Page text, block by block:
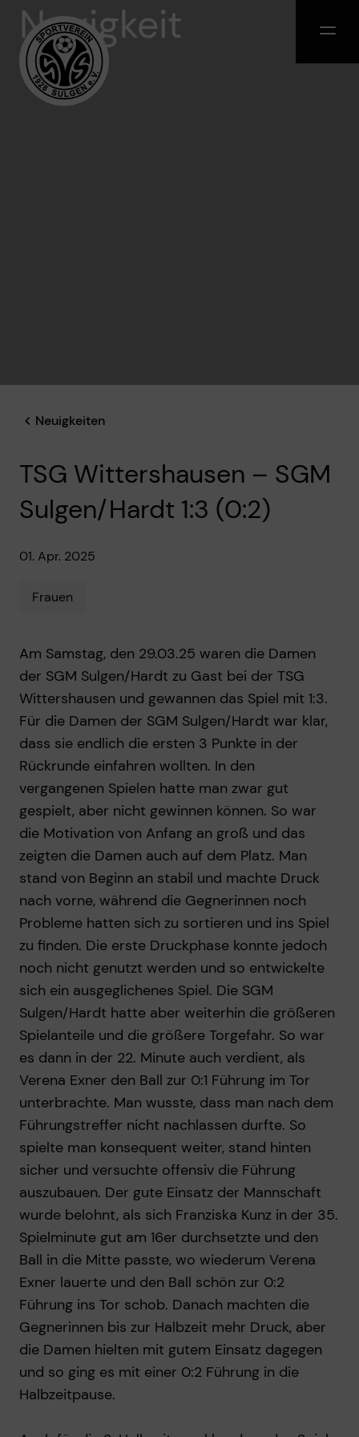
Neuigkeit
Neuigkeiten
TSG Wittershausen – SGM
Sulgen/Hardt 1:3 (0:2)
01. Apr. 2025
Frauen
Am Samstag, den 29.03.25 waren die Damen
der SGM Sulgen/Hardt zu Gast bei der TSG
Wittershausen und gewannen das Spiel mit 1:3.
Für die Damen der SGM Sulgen/Hardt war klar,
dass sie endlich die ersten 3 Punkte in der
Rückrunde einfahren wollten. In den
vergangenen Spielen hatte man zwar gut
gespielt, aber nicht gewinnen können. So war
die Motivation von Anfang an groß und das
zeigten die Damen auch auf dem Platz. Man
stand von Beginn an stabil und machte Druck
nach vorne, während die Gegnerinnen noch
Probleme hatten sich zu sortieren und ins Spiel
zu finden. Die erste Druckphase konnte jedoch
noch nicht genutzt werden und so entwickelte
sich ein ausgeglichenes Spiel. Die SGM
Sulgen/Hardt hatte aber weiterhin die größeren
Spielanteile und die größere Torgefahr. So war
es dann in der 22. Minute auch verdient, als
Verena Exner den Ball zur 0:1 Führung im Tor
unterbrachte. Man wusste, dass man nach dem
Führungstreffer nicht nachlassen durfte. So
spielte man konsequent weiter, stand hinten
sicher und versuchte offensiv die Führung
auszubauen. Der gute Einsatz der Mannschaft
wurde belohnt, als sich Franziska Kunz in der 35.
Spielminute gut am 16er durchsetzte und den
Ball in die Mitte passte, wo wiederum Verena
Exner lauerte und den Ball schön zur 0:2
Führung ins Tor schob. Danach machten die
Gegnerinnen bis zur Halbzeit mehr Druck, aber
die Damen hielten mit gutem Einsatz dagegen
und so ging es mit einer 0:2 Führung in die
Halbzeitpause.